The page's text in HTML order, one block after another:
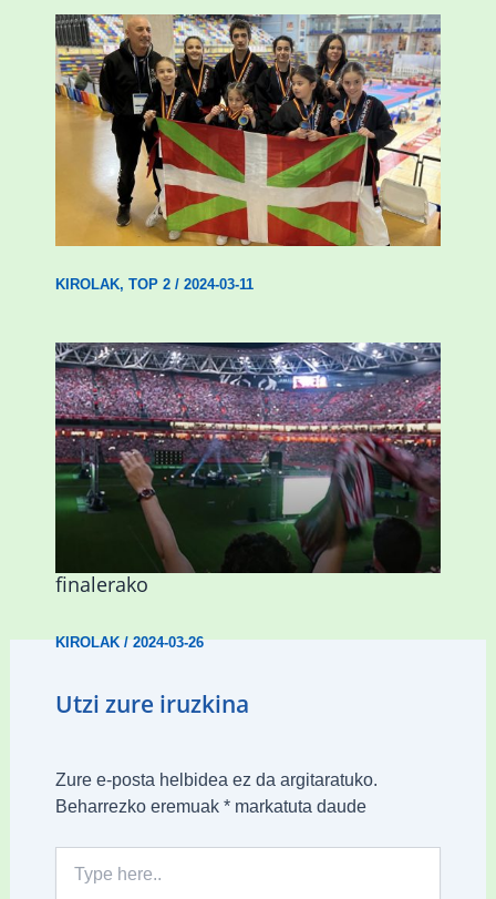
Wadokan garaile Espainiako txapelketan
14 dominarekin
KIROLAK, TOP 2/ 2024-03-11
Abadiñok eta Ermuak ere pantaila
erraldoiak jarriko dituzte Kopako
finalerako
KIROLAK/2024-03-26
Utzi zure iruzkina
Zure e-posta helbidea ez da argitaratuko.
Beharrezko eremuak *markatuta daude
here..